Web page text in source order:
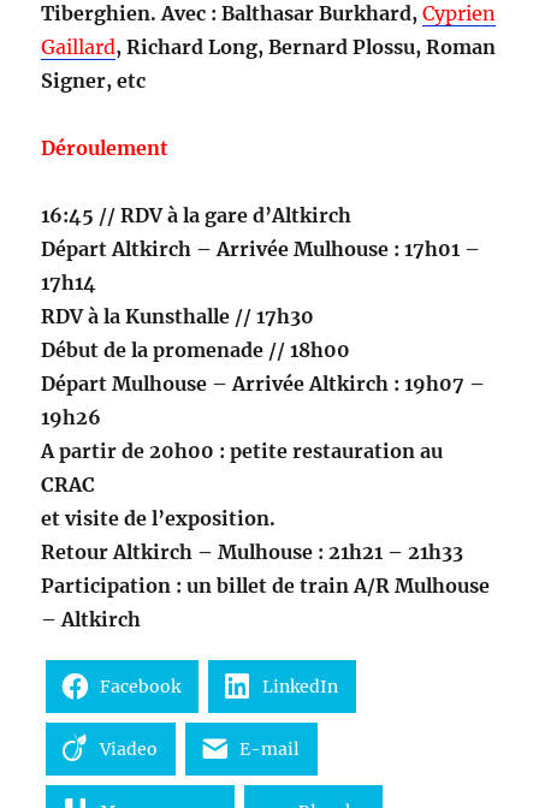
Tiberghien. Avec : Balthasar Burkhard,Cyprien
Gaillard, Richard Long, Bernard Plossu, Roman
Signer, etc
Déroulement
16:45 // RDV à la gare d’Altkirch
Départ Altkirch – Arrivée Mulhouse : 17h01 –
17h14
RDV à la Kunsthalle // 17h30
Début de la promenade // 18h00
Départ Mulhouse – Arrivée Altkirch : 19h07 –
19h26
A partir de 20h00 : petite restauration au
CRAC
et visite de l’exposition.
Retour Altkirch – Mulhouse : 21h21 – 21h33
Participation : un billet de train A/R Mulhouse
– Altkirch
Facebook LinkedIn
Viadeo E-mail